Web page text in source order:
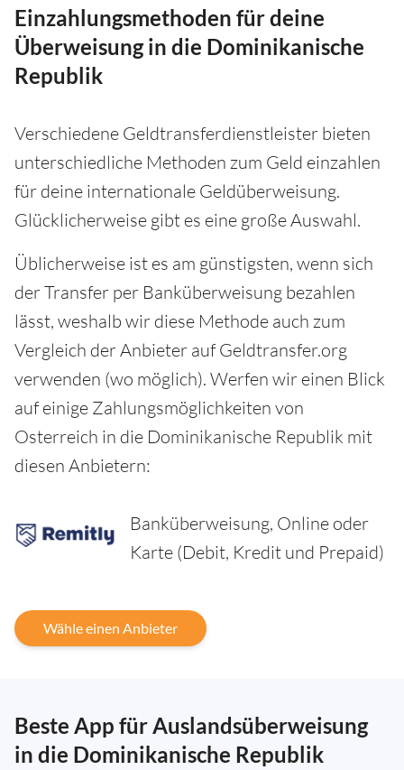
Einzahlungsmethoden für deine
Überweisung in die Dominikanische
Republik
Verschiedene Geldtransferdienstleister bieten
unterschiedliche Methoden zum Geld einzahlen
für deine internationale Geldüberweisung.
Glücklicherweise gibt es eine große Auswahl.
Üblicherweise ist es am günstigsten, wenn sich
der Transfer per Banküberweisung bezahlen
lässt, weshalb wir diese Methode auch zum
Vergleich der Anbieter auf Geldtransfer.org
verwenden (wo möglich). Werfen wir einen Blick
auf einige Zahlungsmöglichkeiten von
Osterreich in die Dominikanische Republik mit
diesen Anbietern:
Banküberweisung, Online oder
Karte (Debit, Kredit und Prepaid)
Wähle einen Anbieter
Beste App für Auslandsüberweisung
in die Dominikanische Republik